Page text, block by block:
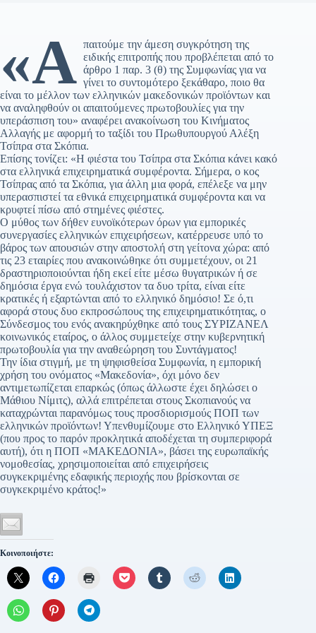
«Α παιτούμε την άμεση συγκρότηση της
ειδικής επιτροπής που προβλέπεται από το
άρθρο 1 παρ. 3 (θ) της Συμφωνίας για να
γίνει το συντομότερο ξεκάθαρο, ποιο θα
είναι το μέλλον των ελληνικών μακεδονικών προϊόντων και
να αναληφθούν οι απαιτούμενες πρωτοβουλίες για την
υπεράσπιση του» αναφέρει ανακοίνωση του Κινήματος
Αλλαγής με αφορμή το ταξίδι του Πρωθυπουργού Αλέξη
Τσίπρα στα Σκόπια.
Επίσης τονίζει: «Η φιέστα του Τσίπρα στα Σκόπια κάνει κακό
στα ελληνικά επιχειρηματικά συμφέροντα. Σήμερα, ο κος
Τσίπρας από τα Σκόπια, για άλλη μια φορά, επέλεξε να μην
υπερασπιστεί τα εθνικά επιχειρηματικά συμφέροντα και να
κρυφτεί πίσω από στημένες φιέστες.
Ο μύθος των δήθεν ευνοϊκότερων όρων για εμπορικές
συνεργασίες ελληνικών επιχειρήσεων, κατέρρευσε υπό το
βάρος των απουσιών στην αποστολή στη γείτονα χώρα: από
τις 23 εταιρίες που ανακοινώθηκε ότι συμμετέχουν, οι 21
δραστηριοποιούνται ήδη εκεί είτε μέσω θυγατρικών ή σε
δημόσια έργα ενώ τουλάχιστον τα δυο τρίτα, είναι είτε
κρατικές ή εξαρτώνται από το ελληνικό δημόσιο! Σε ό,τι
αφορά στους δυο εκπροσώπους της επιχειρηματικότητας, ο
Σύνδεσμος του ενός ανακηρύχθηκε από τους ΣΥΡΙΖΑΝΕΛ
κοινωνικός εταίρος, ο άλλος συμμετείχε στην κυβερνητική
πρωτοβουλία για την αναθεώρηση του Συντάγματος!
Την ίδια στιγμή, με τη ψηφισθείσα Συμφωνία, η εμπορική
χρήση του ονόματος «Μακεδονία», όχι μόνο δεν
αντιμετωπίζεται επαρκώς (όπως άλλωστε έχει δηλώσει ο
Μάθιου Νίμιτς), αλλά επιτρέπεται στους Σκοπιανούς να
καταχρώνται παρανόμως τους προσδιορισμούς ΠΟΠ των
ελληνικών προϊόντων! Υπενθυμίζουμε στο Ελληνικό ΥΠΕΞ
(που προς το παρόν προκλητικά αποδέχεται τη συμπεριφορά
αυτή), ότι η ΠΟΠ «ΜΑΚΕΔΟΝΙΑ», βάσει της ευρωπαϊκής
νομοθεσίας, χρησιμοποιείται από επιχειρήσεις
συγκεκριμένης εδαφικής περιοχής που βρίσκονται σε
συγκεκριμένο κράτος!»
Κοινοποιήστε: